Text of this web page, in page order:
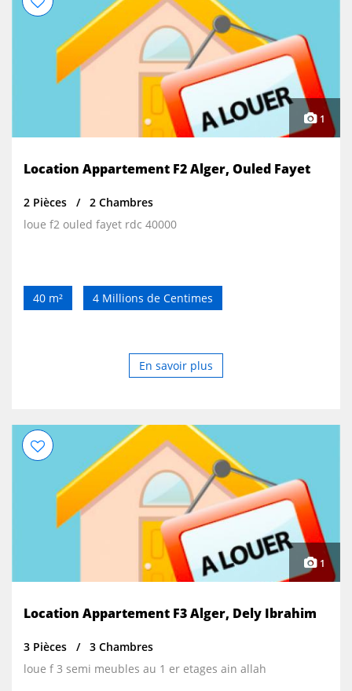
1
Location Appartement F2 Alger, Ouled Fayet
2 Pièces
2 Chambres
loue f2 ouled fayet rdc 40000
40 m² 4 Millions de Centimes
En savoir plus
1
Location Appartement F3 Alger, Dely Ibrahim
3 Pièces
3 Chambres
loue f 3 semi meubles au 1 er etages ain allah